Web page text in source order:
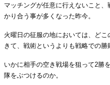
マッチングが任意に行えないこと
かり合う事が多くなった昨今。
火曜日の征服の地においては、どこ
きて、戦術というよりも戦略での勝
いかに相手の空き戦場を狙って2勝
隊をぶつけるのか。